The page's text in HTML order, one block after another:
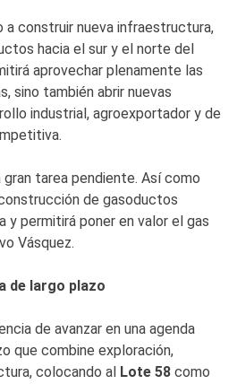
a construir nueva infraestructura,
hacia el sur y el norte del
aprovechar plenamente las
sino también abrir nuevas
industrial, agroexportador y de
tarea pendiente. Así como
de gasoductos
y permitirá poner en valor el gas
Vásquez.
de largo plazo
de avanzar en una agenda
que combine exploración,
colocando al Lote 58 como